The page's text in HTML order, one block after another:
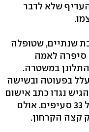
העדיף שלא לדבר
שנתיים, שטופלה
ידי הרופא ב-7 בדצמבר 2009, סיפרה לאמה
במשטרה.
בפעוטה ובשישה
נגדו כתב אישום
בגין תקיפת שבעת הילדים, הכולל 33 סעיפים. אולם
קצה הקרחון.